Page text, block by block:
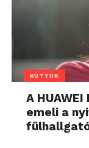
KÜTYÜK
A
emeli a